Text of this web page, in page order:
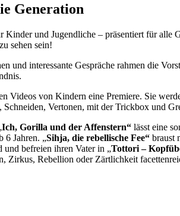
Generation
Kinder und Jugendliche – präsentiert für
sehen sein!
und interessante Gespräche rahmen die
Videos von Kindern eine Premiere. Sie
Vertonen, mit der Trickbox und
Ich, Gorilla und der Affenstern“ lässt eine
6 Jahren. „Sihja, die rebellische Fee“ braust
und befreien ihren Vater in „Tottori –
Zirkus, Rebellion oder Zärtlichkeit